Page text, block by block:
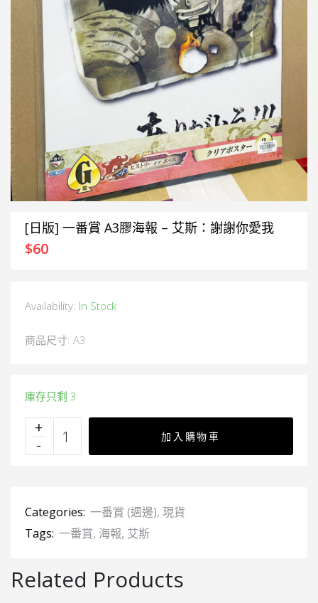
[日版] 一番賞 A3膠海報 – 艾斯：謝謝你愛我
$60
Availability: In Stock
商品尺寸: A3
庫存只剩 3
加入購物車
Categories: 一番賞 (週邊), 現貨
Tags: 一番賞, 海報, 艾斯
Related Products